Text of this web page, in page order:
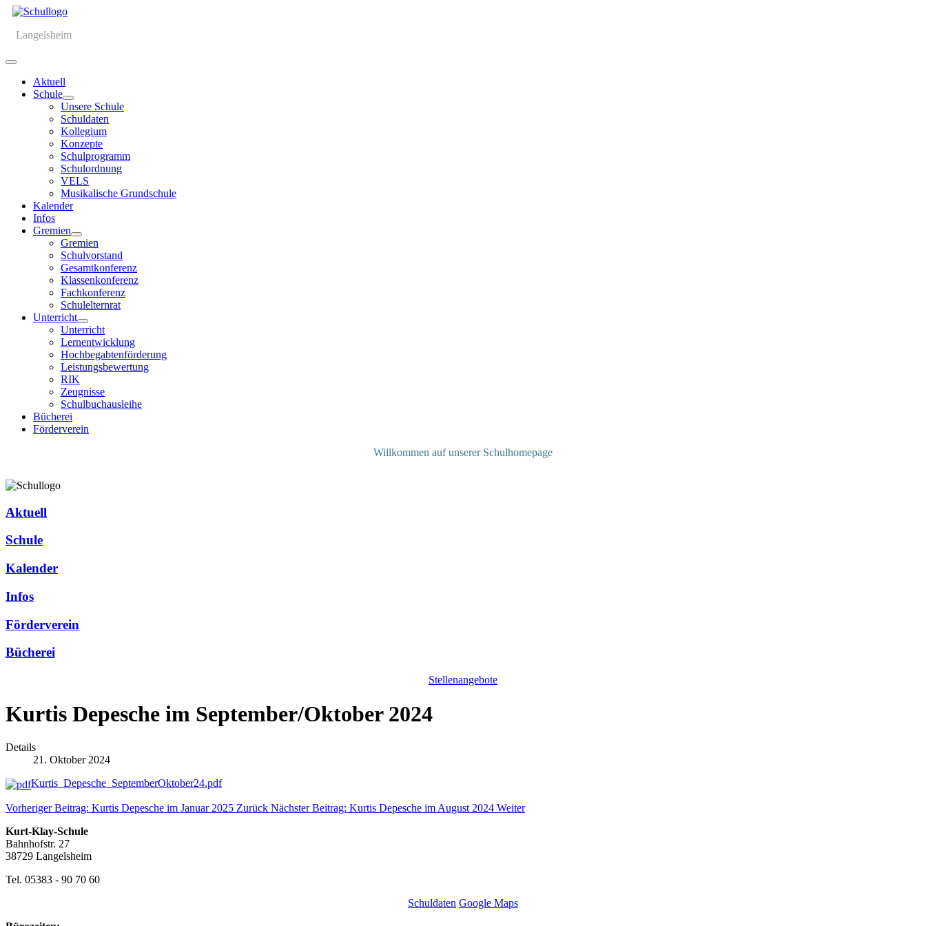
Langelsheim
Aktuell
Schule
Unsere Schule
Schuldaten
Kollegium
Konzepte
Schulprogramm
Schulordnung
VELS
Musikalische Grundschule
Kalender
Infos
Gremien
Gremien
Schulvorstand
Gesamtkonferenz
Klassenkonferenz
Fachkonferenz
Schulelternrat
Unterricht
Unterricht
Lernentwicklung
Hochbegabtenförderung
Leistungsbewertung
RIK
Zeugnisse
Schulbuchausleihe
Bücherei
Förderverein
Willkommen auf unserer Schulhomepage
Aktuell
Schule
Kalender
Infos
Förderverein
Bücherei
Stellenangebote
Kurtis Depesche im September/Oktober 2024
Details
21. Oktober 2024
Kurtis_Depesche_SeptemberOktober24.pdf
Vorheriger Beitrag: Kurtis Depesche im Januar 2025 Zurück Nächster Beitrag: Kurtis Depesche im August 2024 Weiter
Kurt-Klay-Schule
Bahnhofstr. 27
38729 Langelsheim
Tel. 05383 - 90 70 60
Schuldaten Google Maps